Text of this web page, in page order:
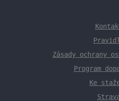
Zásady ochrany
Program
Ke